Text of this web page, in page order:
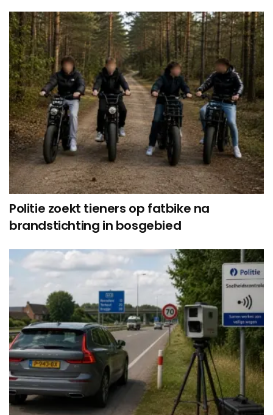
Politie zoekt tieners op fatbike na
brandstichting in bosgebied